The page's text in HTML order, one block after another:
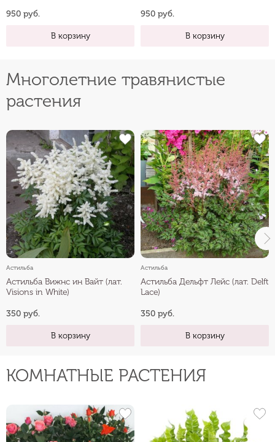
950 руб.
В корзину
950 руб.
В корзину
Многолетние травянистые
растения
Астильба
Астильба Вижнс ин Вайт (лат.
Visions in White)
350 руб.
В корзину
Астильба
Астильба Дельфт Лейс (лат. Delft
Lace)
350 руб.
В корзину
КОМНАТНЫЕ РАСТЕНИЯ